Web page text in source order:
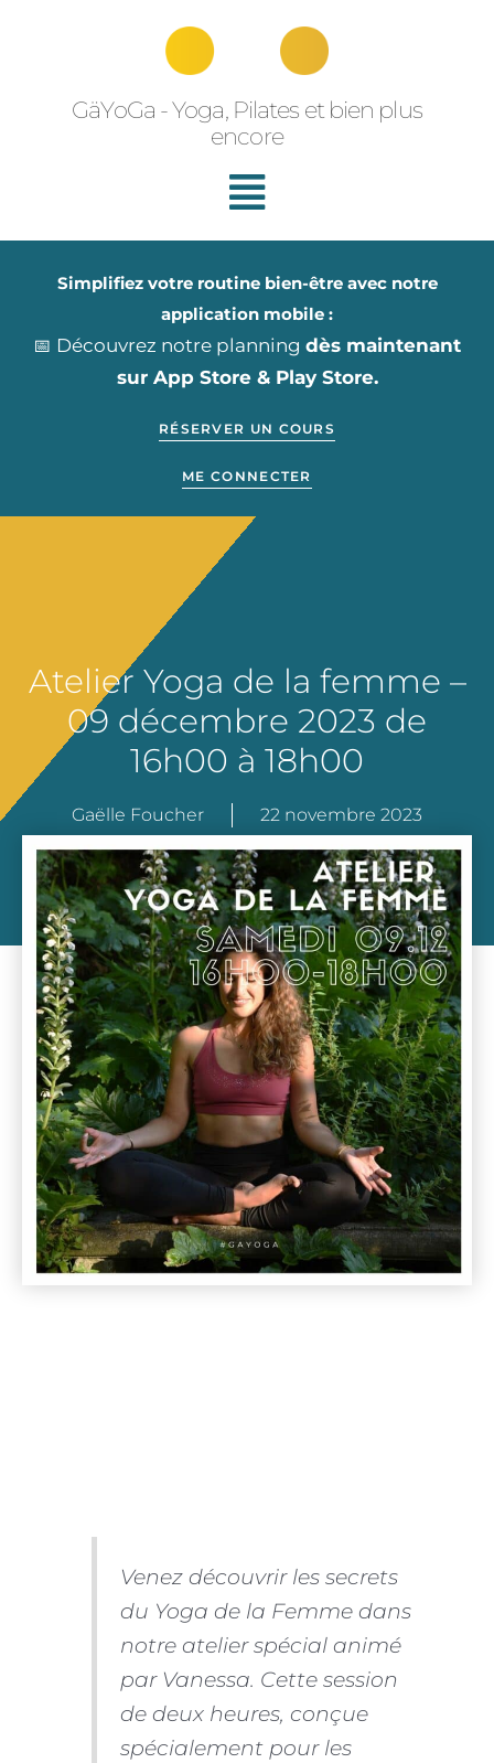
GäYoGa - Yoga, Pilates et bien plus
encore
Simplifiez votre routine bien-être avec notre
application mobile :
📅 Découvrez notre planning dès maintenant
sur App Store & Play Store.
RÉSERVER UN COURS
ME CONNECTER
Atelier Yoga de la femme –
09 décembre 2023 de
16h00 à 18h00
Gaëlle Foucher 22 novembre 2023
Venez découvrir les secrets
du Yoga de la Femme dans
notre atelier spécial animé
par Vanessa. Cette session
de deux heures, conçue
spécialement pour les